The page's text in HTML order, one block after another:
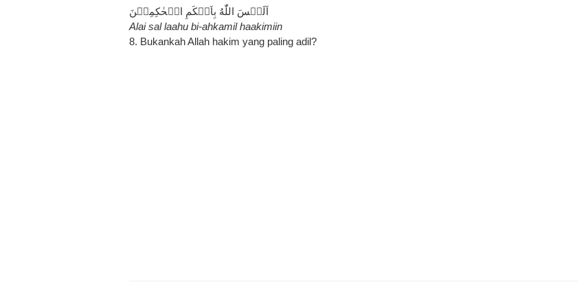
اَلَيۡسَ اللّٰهُ بِاَحۡكَمِ الۡحٰكِمِيۡنَ
Alai sal laahu bi-ahkamil haakimiin
8. Bukankah Allah hakim yang paling adil?